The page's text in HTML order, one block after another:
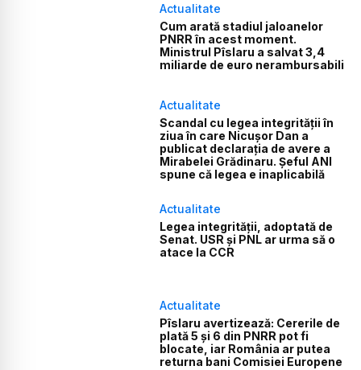
Actualitate
Cum arată stadiul jaloanelor
PNRR în acest moment.
Ministrul Pîslaru a salvat 3,4
miliarde de euro nerambursabili
Actualitate
Scandal cu legea integrității în
ziua în care Nicușor Dan a
publicat declarația de avere a
Mirabelei Grădinaru. Șeful ANI
spune că legea e inaplicabilă
Actualitate
Legea integrității, adoptată de
Senat. USR și PNL ar urma să o
atace la CCR
Actualitate
Pîslaru avertizează: Cererile de
plată 5 și 6 din PNRR pot fi
blocate, iar România ar putea
returna bani Comisiei Europene